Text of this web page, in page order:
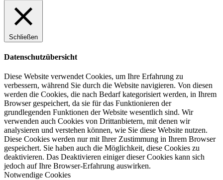
Schließen
Datenschutzübersicht
Diese Website verwendet Cookies, um Ihre Erfahrung zu
verbessern, während Sie durch die Website navigieren. Von diesen
werden die Cookies, die nach Bedarf kategorisiert werden, in Ihrem
Browser gespeichert, da sie für das Funktionieren der
grundlegenden Funktionen der Website wesentlich sind. Wir
verwenden auch Cookies von Drittanbietern, mit denen wir
analysieren und verstehen können, wie Sie diese Website nutzen.
Diese Cookies werden nur mit Ihrer Zustimmung in Ihrem Browser
gespeichert. Sie haben auch die Möglichkeit, diese Cookies zu
deaktivieren. Das Deaktivieren einiger dieser Cookies kann sich
jedoch auf Ihre Browser-Erfahrung auswirken.
Notwendige Cookies